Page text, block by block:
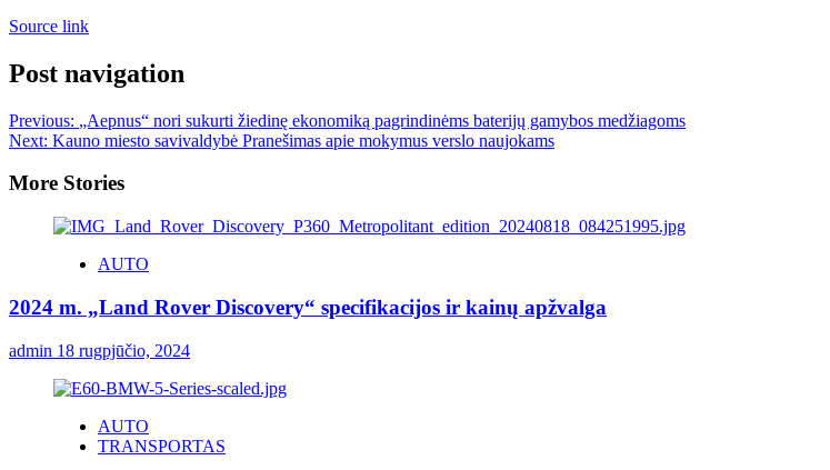
Source link
Post navigation
Previous: „Aepnus“ nori sukurti žiedinę ekonomiką pagrindinėms baterijų gamybos medžiagoms
Next: Kauno miesto savivaldybė Pranešimas apie mokymus verslo naujokams
More Stories
AUTO
2024 m. „Land Rover Discovery“ specifikacijos ir kainų apžvalga
admin 18 rugpjūčio, 2024
AUTO
TRANSPORTAS